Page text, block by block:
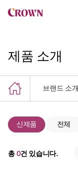
제품 소개
브랜드 소개
신제품 전체
총0건 있습니다.